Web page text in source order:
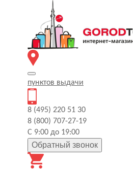
пунктов выдачи
8 (495) 220 51 30
8 (800) 707-27-19
С 9:00 до 19:00
Обратный звонок